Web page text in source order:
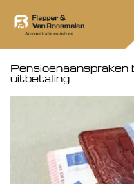
Pensioenaanspraken
uitbetaling